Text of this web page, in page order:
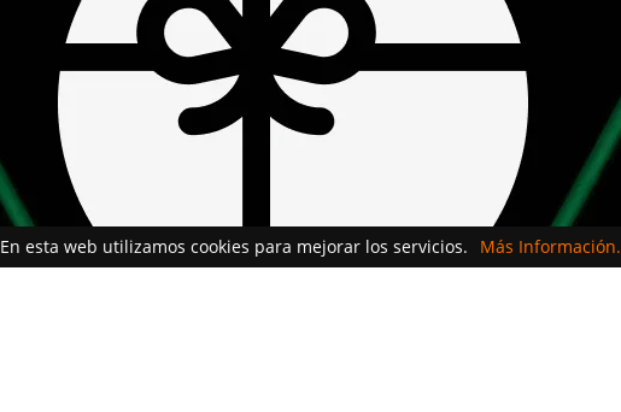
En esta web utilizamos cookies para mejorar los servicios. Más Información.